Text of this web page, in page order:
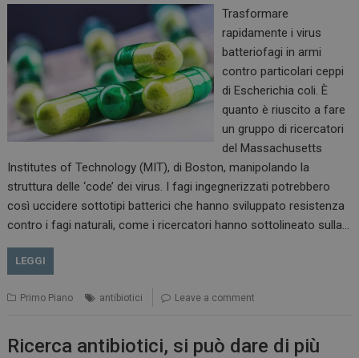
Trasformare
rapidamente i virus
batteriofagi in armi
contro particolari ceppi
di Escherichia coli. È
quanto è riuscito a fare
un gruppo di ricercatori
del Massachusetts
Institutes of Technology (MIT), di Boston, manipolando la
struttura delle ‘code’ dei virus. I fagi ingegnerizzati potrebbero
così uccidere sottotipi batterici che hanno sviluppato resistenza
contro i fagi naturali, come i ricercatori hanno sottolineato sulla…
LEGGI
Primo Piano antibiotici Leave a comment
Ricerca antibiotici, si può dare di più
tracking-sites-
ironfish-session-id
www.dailyhealthindustry.it
settimane
2 giorni
Microsoft Corporation
.www.dailyhealthindustry.it
Sessione